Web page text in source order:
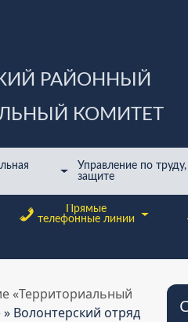
РАЙОННЫЙ
КОМИТЕТ
Управление по
защите
Прямые
телефонные линии
«Территориальный
» Волонтерский отряд